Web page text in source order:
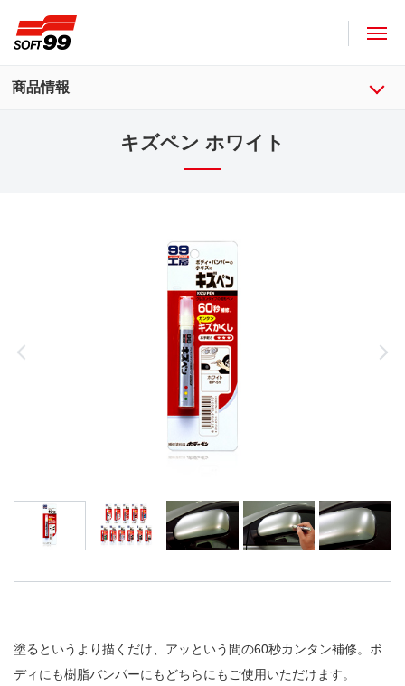
商品情報
キズペン ホワイト
塗るというより描くだけ、アッという間の60秒カンタン補修。ボ
ディにも樹脂バンパーにもどちらにもご使用いただけます。